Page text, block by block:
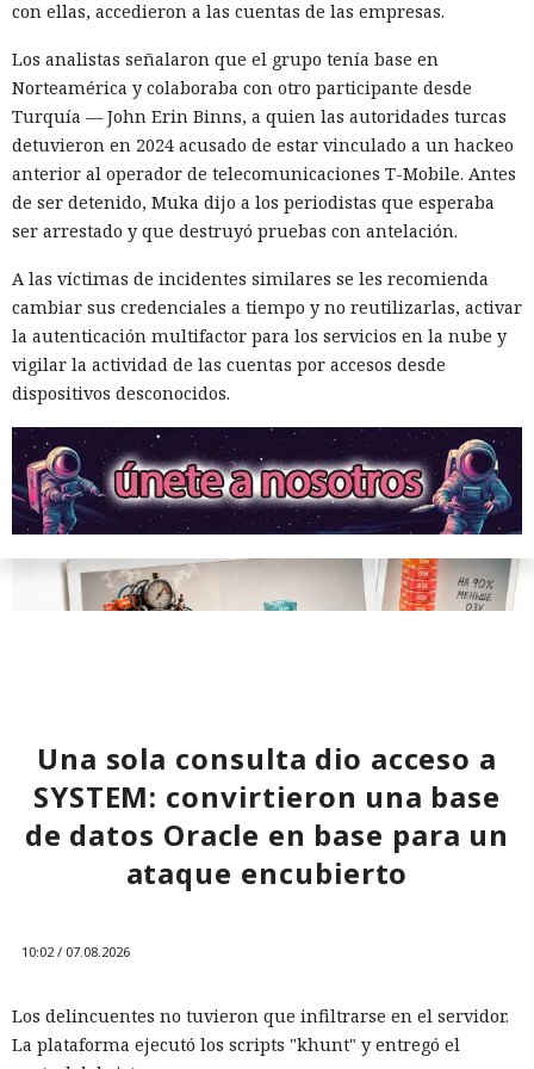
Era demasiado pronto para dar
por muerto a Next.js: la versión
16.3 pulveriza los récords de
rendimiento.
12:01 / 07.08.2026
Ingenieros reducen en un 90% el consumo de memoria
RAM y aceleran la compilación 2,3 veces.
Los desarrolladores, que durante años soportaron fallos
repentinos de Node.js al compilar aplicaciones complejas,
importante desde octubre de 2025, que reduce el consumo
de memoria RAM en desarrollo hasta un 90% y, además,
con ellas, accedieron a las cuentas de las empresas.
Los analistas señalaron que el grupo tenía base en
Norteamérica y colaboraba con otro participante desde
Turquía — John Erin Binns, a quien las autoridades turcas
detuvieron en 2024 acusado de estar vinculado a un hackeo
anterior al operador de telecomunicaciones T-Mobile. Antes
de ser detenido, Muka dijo a los periodistas que esperaba
ser arrestado y que destruyó pruebas con antelación.
A las víctimas de incidentes similares se les recomienda
cambiar sus credenciales a tiempo y no reutilizarlas, activar
la autenticación multifactor para los servicios en la nube y
vigilar la actividad de las cuentas por accesos desde
dispositivos desconocidos.
Una sola consulta dio acceso a
SYSTEM: convirtieron una base
de datos Oracle en base para un
ataque encubierto
10:02 / 07.08.2026
Los delincuentes no tuvieron que infiltrarse en el servidor.
La plataforma ejecutó los scripts "khunt" y entregó el